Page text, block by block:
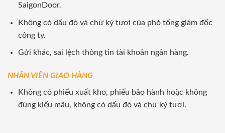
SaigonDoor.
Không có dấu đỏ và chữ ký tươi của phó tổng giám đốc
công ty.
Gửi khác, sai lệch thông tin tài khoản ngân hàng.
NHÂN VIÊN GIAO HÀNG
Không có phiếu xuất kho, phiếu bảo hành hoặc không
đúng kiểu mẫu, không có dấu đỏ và chữ ký tươi.